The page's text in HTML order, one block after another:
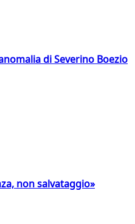
di Severino Boezio
non salvataggio»